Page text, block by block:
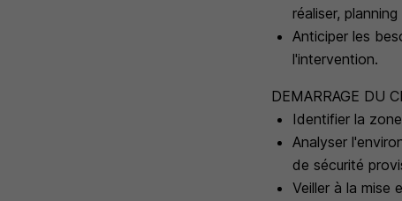
réaliser,
Anticiper les
l'intervention.
DEMARRAGE DU
Identifier la
Analyser
de sécurité
Veiller à la mise